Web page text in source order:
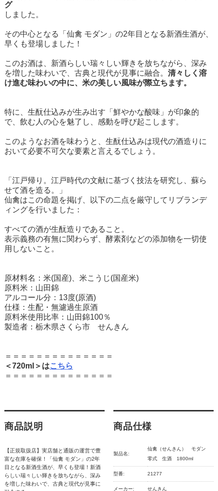
グ
しました。
その中心となる「仙禽 モダン」の2年目となる新酒生酒が、
早くも登場しました！
このお酒は、新酒らしい瑞々しい輝きを放ちながら、深み
を増した味わいで、古典と現代が見事に融合。 清々しく溶
け進む味わいの中に、米の美しい風味が際立ちます。
特に、生酛仕込みが生み出す「鮮やかな酸味」が印象的
で、飲む人の心を魅了し、感動を呼び起こします。
このようなお酒を味わうと、生酛仕込みは現代の酒造りに
おいて必要不可欠な要素と言えるでしょう。
「江戸帰り。江戸時代の文献に基づく技法を研究し、蘇ら
せて酒を造る。」
仙禽はこの命題を掲げ、以下の二点を厳守してリブランデ
ィングを行いました：
すべての酒が生酛造りであること。
表示義務の有無に関わらず、酵素剤などの添加物を一切使
用しないこと。
原材料名：米(国産)、米こうじ(国産米)
原料米：山田錦
アルコール分：13度(原酒)
仕様：生配・無濾過生原酒
原料米使用比率：山田錦100％
製造者：栃木県さくら市 せんきん
＝＝＝＝＝＝＝＝＝＝＝＝＝＝
＜720ml＞はこちら
＝＝＝＝＝＝＝＝＝＝＝＝＝＝
商品説明
【正規取扱店】実店舗と通販の運営で豊
富な在庫を確保！「仙禽 モダン」の2年
目となる新酒生酒が、早くも登場！新酒
らしい瑞々しい輝きを放ちながら、深み
を増した味わいで、古典と現代が見事に
商品仕様
製品名:
仙禽（せんきん） モダン
零式 生酒 1800ml
型番: 21277
メーカー: せんきん